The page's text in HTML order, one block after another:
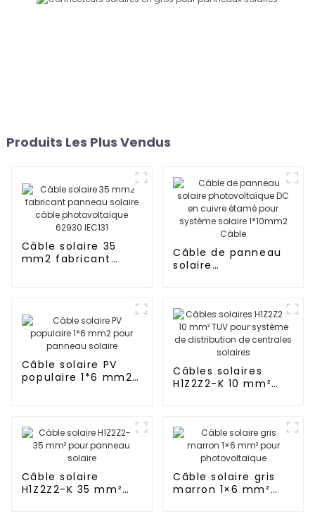
Produits Les Plus Vendus
Câble solaire 35
mm2 fabricant
Câble de panneau
solaire
solaire 1*10mm2
Câble
Câble solaire PV
populaire 1*6 mm2
Câbles solaires
H1Z2Z2-K 10 mm²
Câble solaire
H1Z2Z2-K 35 mm²
Câble solaire gris
marron 1×6 mm²